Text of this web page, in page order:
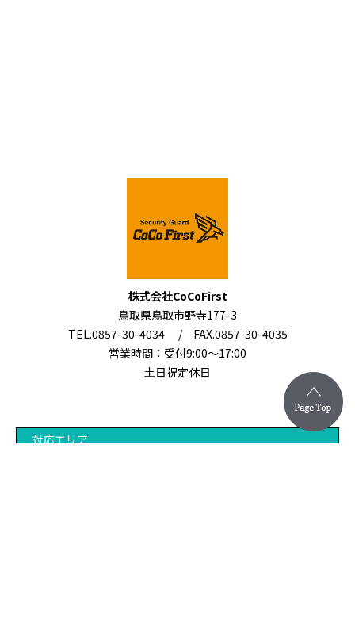
株式会社CoCoFirst
鳥取県鳥取市野寺177-3
TEL.0857-30-4034 / FAX.0857-30-4035
営業時間：受付9:00～17:00
土日祝定休日
対応エリア